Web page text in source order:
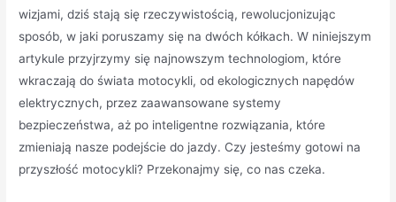
wizjami, dziś stają się rzeczywistością, rewolucjonizując
sposób, w jaki poruszamy się na dwóch kółkach. W niniejszym
artykule przyjrzymy się najnowszym technologiom, które
wkraczają do świata motocykli, od ekologicznych napędów
elektrycznych, przez zaawansowane systemy
bezpieczeństwa, aż po inteligentne rozwiązania, które
zmieniają nasze podejście do jazdy. Czy jesteśmy gotowi na
przyszłość motocykli? Przekonajmy się, co nas czeka.